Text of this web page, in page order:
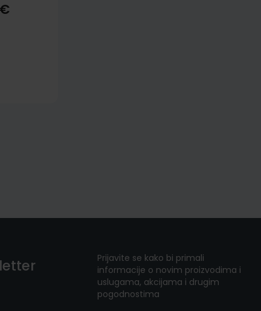
Prijavite se kako bi primali
informacije o novim proizvodima i
uslugama, akcijama i drugim
pogodnostima